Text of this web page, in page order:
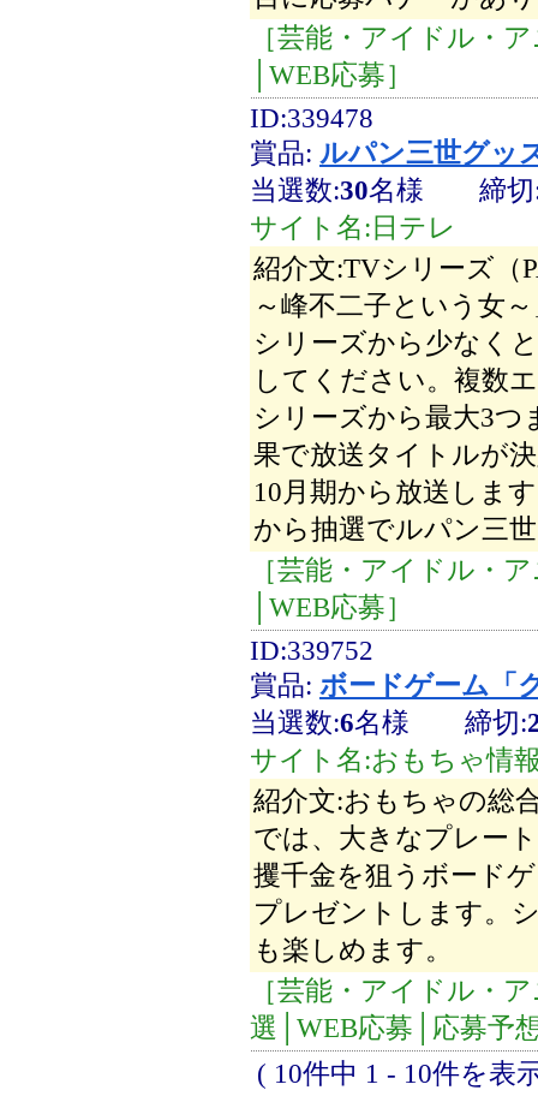
［芸能・アイドル・
│WEB応募］
ID:339478
賞品: ルパン三世グッ
当選数:30名様
締
サイト名:日テレ
紹介文:TVシリーズ（
～峰不二子という女
シリーズから少なく
してください。複数
シリーズから最大3つ
果で放送タイトルが
10月期から放送しま
から抽選でルパン三
［芸能・アイドル・
│WEB応募］
ID:339752
賞品: ボードゲーム「
当選数:6名様 締切:
サイト名:おもちゃ情
紹介文:おもちゃの総
では、大きなプレー
攫千金を狙うボード
プレゼントします。
も楽しめます。
［芸能・アイドル・
選│WEB応募│応募予
( 10件中 1 - 10件を表